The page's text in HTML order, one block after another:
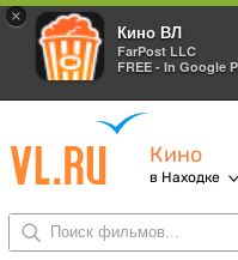
×
Кино ВЛ
FarPost LLC
FREE - In Google
Кино
в Находке